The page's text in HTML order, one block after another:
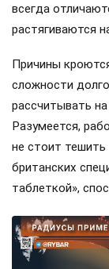
всегда
растягиваются
Причины
сложности
рассчитывать
Разумеется,
не стоит
британских
таблеткой»,